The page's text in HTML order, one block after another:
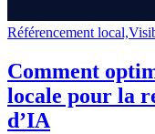
Référencement local,
Comment
locale pour la
d’IA